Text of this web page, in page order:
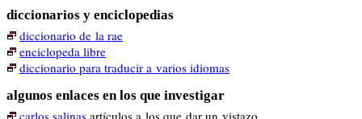
diccionarios y enciclopedias
diccionario de la rae
enciclopeda libre
diccionario para traducir a varios idiomas
algunos enlaces en los que investigar
carlos salinas artículos a los que dar un vistazo